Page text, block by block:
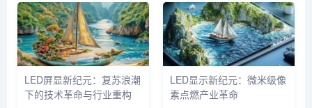
微米以下，巨量转移良率首次突
破99.9%，为超高清显示面板的
商用化扫清障碍。业内头部企业
相继发布基于玻璃基板的Micro
LED拼接屏，像素间距低至
P0.3，亮度与对比度达到OLED
水平，但寿命与功耗优势显著。
这一突破不仅解决了大尺寸显示
摄、以及商业地产的裸眼3D大
屏成为拉动增长的三驾马车。尤
其在文旅夜游和赛事经济带动
下，小间距及微间距产品的出货
量同比增幅显著。产业链上游的
芯片厂和封装厂稼动率回升至健
康水平，渠道库存回归良性。但
值得注意的是，复苏并非普惠
LED屏显新纪元：复苏浪潮
下的技术革命与行业重构
LED显示新纪元：微米级像
素点燃产业革命